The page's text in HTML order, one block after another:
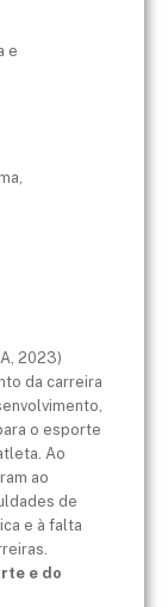
e
2023)
da carreira
o esporte
Ao
ao
de
e à falta
e do